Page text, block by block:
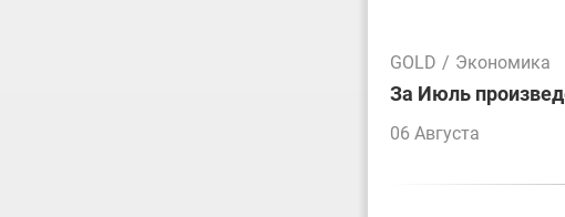
GOLD / Экономика
За Июль
06 Августа